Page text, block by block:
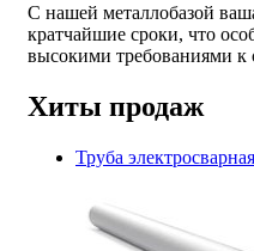
С нашей металлобазой
кратчайшие сроки, что
высокими требованиями к
Хиты продаж
Труба